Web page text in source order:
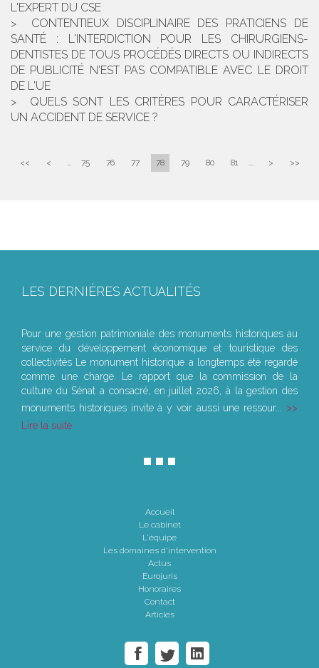
L'EXPERT DU CSE
CONTENTIEUX DISCIPLINAIRE DES PRATICIENS DE
SANTÉ : L'INTERDICTION POUR LES CHIRURGIENS-
DENTISTES DE TOUS PROCÉDÉS DIRECTS OU INDIRECTS
DE PUBLICITÉ N'EST PAS COMPATIBLE AVEC LE DROIT
DE L'UE
QUELS SONT LES CRITÈRES POUR CARACTÉRISER
UN ACCIDENT DE SERVICE ?
<< < ... 75 76 77 78 79 80 81 ... > >>
LES DERNIÈRES ACTUALITÉS
Pour une gestion patrimoniale des monuments historiques au
service du développement économique et touristique des
collectivités Le monument historique a longtemps été regardé
comme une charge. Le rapport que la commission de la
culture du Sénat a consacré, en juillet 2026, à la gestion des
monuments historiques invite à y voir aussi une ressour...
Lire la suite
Accueil
Le cabinet
L'équipe
Les domaines d'intervention
Actus
Eurojuris
Honoraires
Contact
Articles